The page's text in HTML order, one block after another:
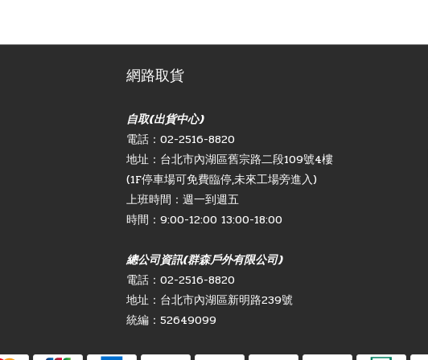
網路取貨
自取(出貨中心)
電話：02-2516-8820
地址：台北市內湖區舊宗路二段109號4樓
(1F停車場可免費臨停,未來工場旁進入)
上班時間：週一到週五
時間：9:00-12:00 13:00-18:00
總公司資訊(群森戶外有限公司)
電話：02-2516-8820
地址：台北市內湖區新明路239號
統編：52649099